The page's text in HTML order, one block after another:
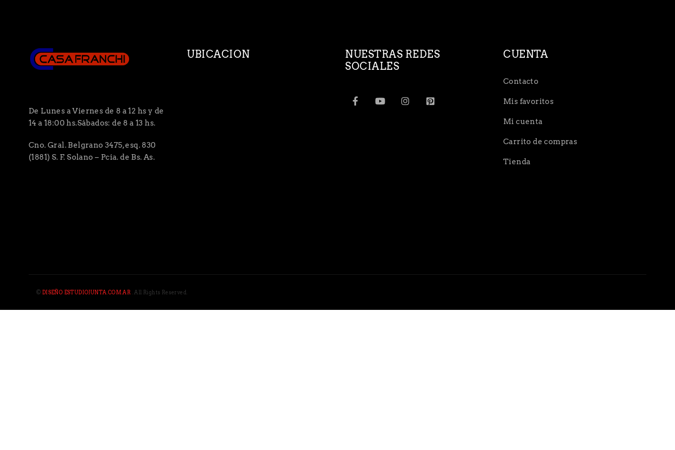
De Lunes a Viernes de 8 a 12 hs y de
14 a 18:00 hs.Sábados: de 8 a 13 hs.
Cno. Gral. Belgrano 3475, esq. 830
(1881) S. F. Solano – Pcia. de Bs. As.
UBICACION
NUESTRAS REDES
SOCIALES
CUENTA
Contacto
Mis favoritos
Mi cuenta
Carrito de compras
Tienda
© DISEÑO ESTUDIOJUNTA.COM.AR . All Rights Reserved.